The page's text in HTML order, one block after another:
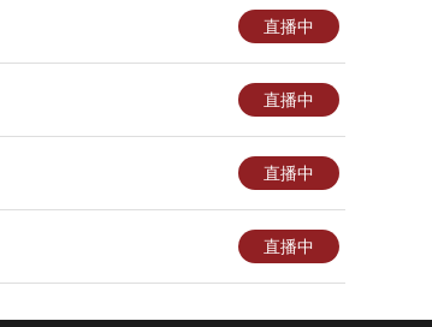
直播中
直播中
直播中
直播中